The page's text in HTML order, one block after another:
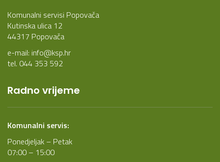
Komunalni servisi Popovača
Kutinska ulica 12
44317 Popovača
e-mail: info@ksp.hr
tel. 044 353 592
Radno vrijeme
Komunalni servis:
Ponedjeljak – Petak
07:00 – 15:00